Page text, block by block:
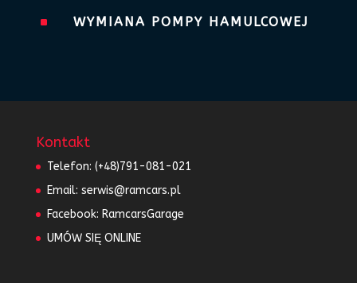
^ WYMIANA POMPY HAMULCOWEJ
Kontakt
Telefon: (+48)791-081-021
Email: serwis@ramcars.pl
Facebook: RamcarsGarage
UMÓW SIĘ ONLINE